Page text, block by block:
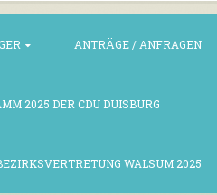
ANTRÄGE / ANFRAGEN
2025 DER CDU DUISBURG
WALSUM 2025